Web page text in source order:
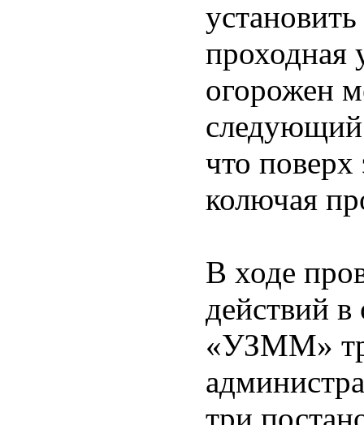
проходная
огорожен
что
колючая
В ходе
действий
«УЗММ»
три